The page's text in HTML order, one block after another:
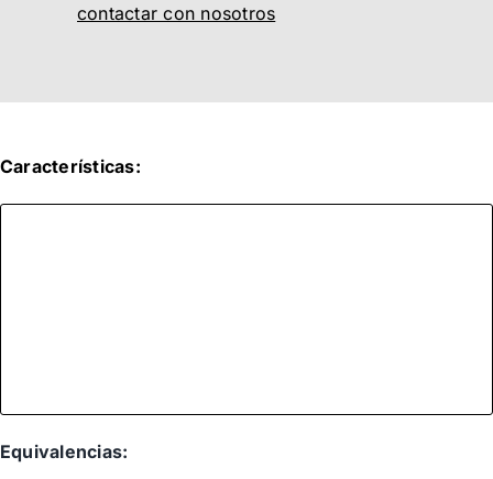
contactar con nosotros
Características:
Equivalencias: